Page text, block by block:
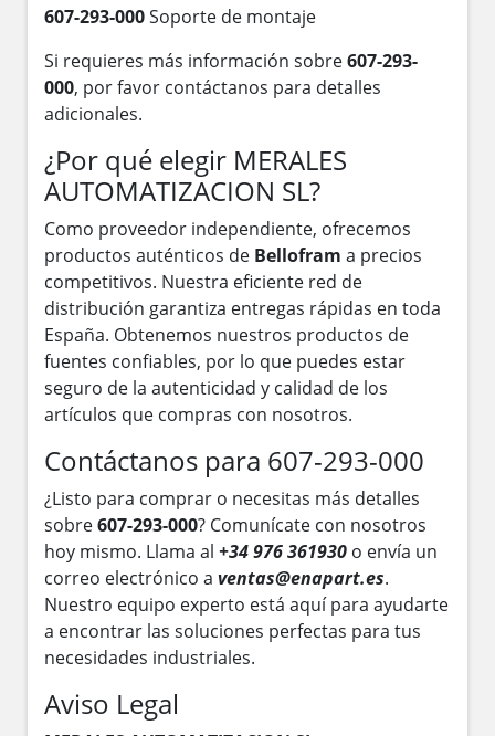
607-293-000Soporte de montaje
Si requieres más información sobre607-293-
000, por favor contáctanos para detalles
adicionales.
¿Por qué elegir MERALES
AUTOMATIZACION SL?
Como proveedor independiente, ofrecemos
productos auténticos de Bellofram a precios
competitivos. Nuestra eficiente red de
distribución garantiza entregas rápidas en toda
España. Obtenemos nuestros productos de
fuentes confiables, por lo que puedes estar
seguro de la autenticidad y calidad de los
artículos que compras con nosotros.
Contáctanos para 607-293-000
¿Listo para comprar o necesitas más detalles
sobre607-293-000? Comunícate con nosotros
hoy mismo. Llama al +34 976 361930 o envía un
correo electrónico a ventas@enapart.es.
Nuestro equipo experto está aquí para ayudarte
a encontrar las soluciones perfectas para tus
necesidades industriales.
Aviso Legal